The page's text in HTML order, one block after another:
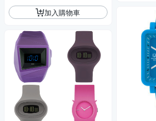
加入購物車